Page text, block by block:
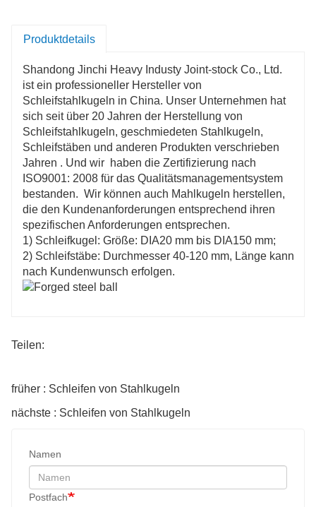
Produktdetails
Shandong Jinchi Heavy Industy Joint-stock Co., Ltd.
ist ein professioneller Hersteller von
Schleifstahlkugeln in China. Unser Unternehmen hat
sich seit über 20 Jahren der Herstellung von
Schleifstahlkugeln, geschmiedeten Stahlkugeln,
Schleifstäben und anderen Produkten verschrieben
Jahren . Und wir haben die Zertifizierung nach
ISO9001: 2008 für das Qualitätsmanagementsystem
bestanden. Wir können auch Mahlkugeln herstellen,
die den Kundenanforderungen entsprechend ihren
spezifischen Anforderungen entsprechen.
1) Schleifkugel: Größe: DIA20 mm bis DIA150 mm;
2) Schleifstäbe: Durchmesser 40-120 mm, Länge kann
nach Kundenwunsch erfolgen.
Teilen:
früher : Schleifen von Stahlkugeln
nächste : Schleifen von Stahlkugeln
Namen
Postfach